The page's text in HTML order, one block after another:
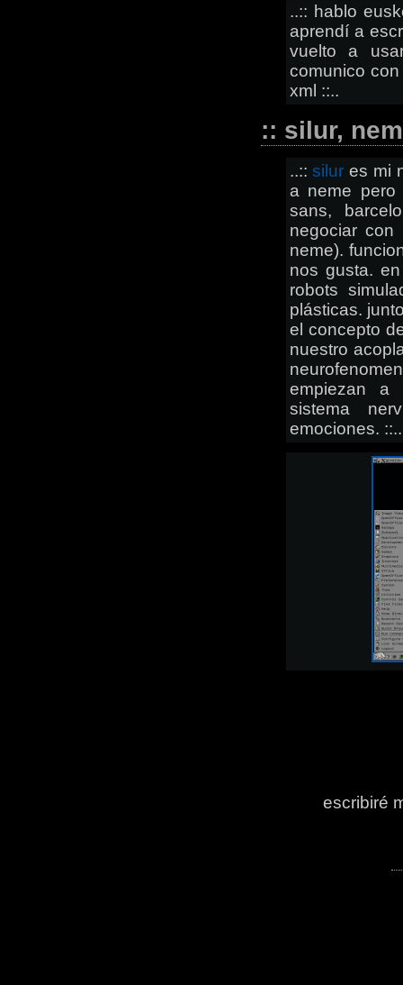
..:: hablo
aprendí a
vuelto a
comunico
xml ::..
:: silur,
..::silur es mi
a neme
sans,
negociar
neme).
nos gusta.
robots
plásticas.
el concepto
nuestro
empiezan a
sistema
emociones. ::..
escribiré